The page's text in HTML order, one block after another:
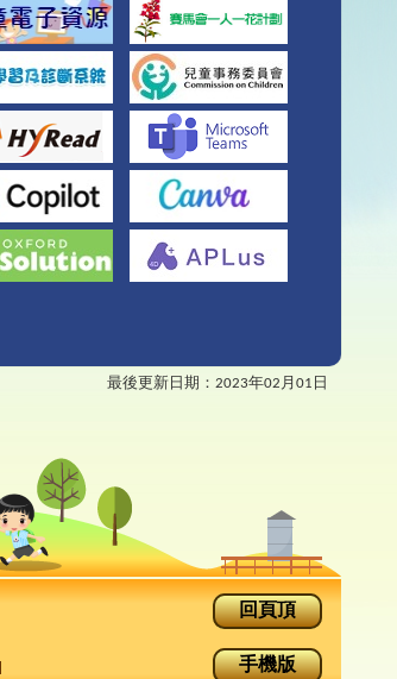
最後更新日期：2023年02月01日
回頁頂
手機版